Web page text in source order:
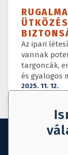
Az ipari
vannak
targoncák,
és gyalogos
ugyanazon a
2025. 11. 12.